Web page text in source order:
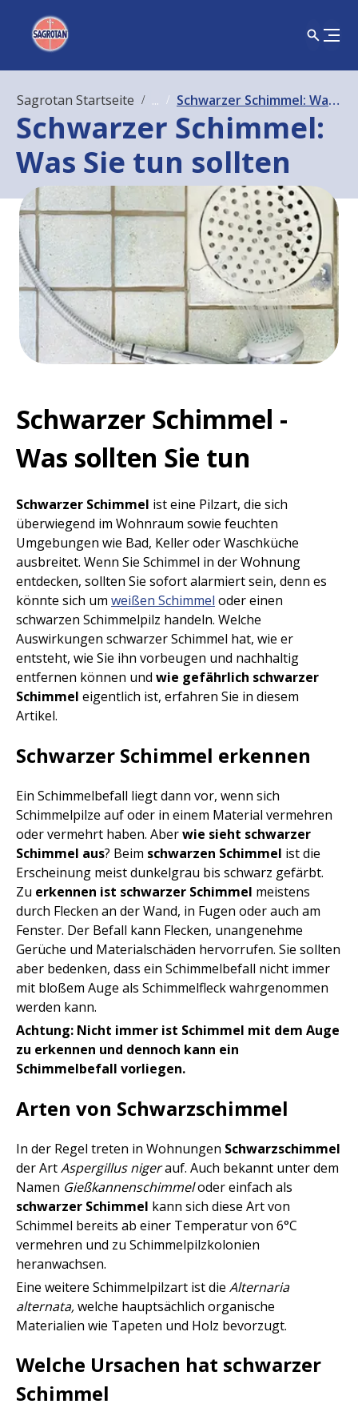
Sagrotan Startseite ... Schwarzer Schimmel: Was Sie tun sollten
Schwarzer Schimmel:
Was Sie tun sollten
Schwarzer Schimmel -
Was sollten Sie tun
Schwarzer Schimmel ist eine Pilzart, die sich
überwiegend im Wohnraum sowie feuchten
Umgebungen wie Bad, Keller oder Waschküche
ausbreitet. Wenn Sie Schimmel in der Wohnung
entdecken, sollten Sie sofort alarmiert sein, denn es
könnte sich um weißen Schimmel oder einen
schwarzen Schimmelpilz handeln. Welche
Auswirkungen schwarzer Schimmel hat, wie er
entsteht, wie Sie ihn vorbeugen und nachhaltig
entfernen können und wie gefährlich schwarzer
Schimmel eigentlich ist, erfahren Sie in diesem
Artikel.
Schwarzer Schimmel erkennen
Ein Schimmelbefall liegt dann vor, wenn sich
Schimmelpilze auf oder in einem Material vermehren
oder vermehrt haben. Aberwie sieht schwarzer
Schimmel aus? Beim schwarzen Schimmel ist die
Erscheinung meist dunkelgrau bis schwarz gefärbt.
Zu erkennen ist schwarzer Schimmel meistens
durch Flecken an der Wand, in Fugen oder auch am
Fenster. Der Befall kann Flecken, unangenehme
Gerüche und Materialschäden hervorrufen. Sie sollten
aber bedenken, dass ein Schimmelbefall nicht immer
mit bloßem Auge als Schimmelfleck wahrgenommen
werden kann.
Achtung: Nicht immer ist Schimmel mit dem Auge
zu erkennen und dennoch kann ein
Schimmelbefall vorliegen.
Arten von Schwarzschimmel
In der Regel treten in Wohnungen Schwarzschimmel
der ArtAspergillus nigerauf. Auch bekannt unter dem
Namen Gießkannenschimmeloder einfach als
schwarzer Schimmel kann sich diese Art von
Schimmel bereits ab einer Temperatur von 6°C
vermehren und zu Schimmelpilzkolonien
heranwachsen.
Eine weitere Schimmelpilzart ist die Alternaria
alternata,welche hauptsächlich organische
Materialien wie Tapeten und Holz bevorzugt.
Welche Ursachen hat schwarzer
Schimmel